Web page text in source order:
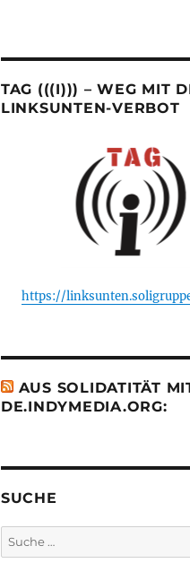
TAG (((I))) – WEG MIT
LINKSUNTEN-VERBOT
https://
AUS SOLIDATITÄT
DE.INDYMEDIA.ORG:
SUCHE
Suche
nach: